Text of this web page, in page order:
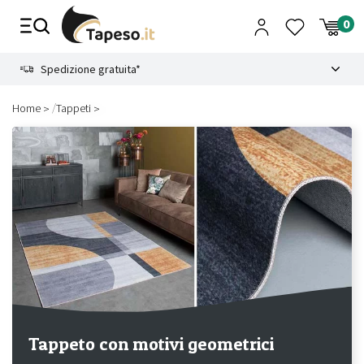
Spedizione gratuita*
Home /Tappeti
Tappeto con motivi geometrici